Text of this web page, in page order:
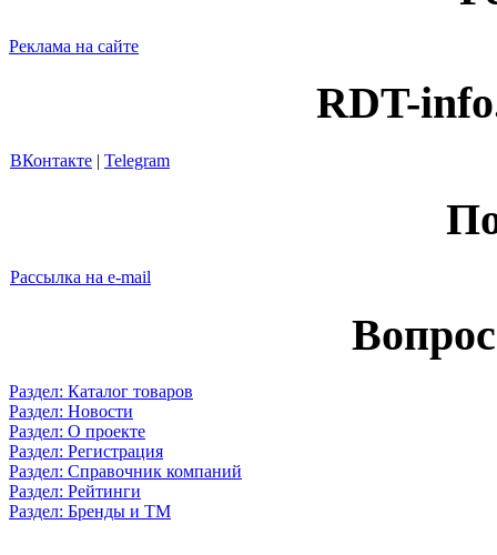
Реклама на сайте
RDT-
ВКонтакте | Telegram
Рассылка на e-mail
Раздел: Каталог товаров
Раздел: Новости
Раздел: О проекте
Раздел: Регистрация
Раздел: Справочник компаний
Раздел: Рейтинги
Раздел: Бренды и ТМ